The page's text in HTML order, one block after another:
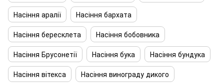
Насіння аралії
Насіння бархата
Насіння бересклета
Насіння бобовника
Насіння Брусонетії
Насіння бука
Насіння бундука
Насіння вітекса
Насіння винограду дикого